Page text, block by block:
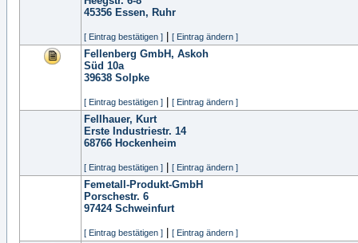
45356 Essen, Ruhr
[ Eintrag bestätigen ] [ Eintrag ändern ]
Fellenberg GmbH, Askoh
Süd 10a
39638 Solpke
[ Eintrag bestätigen ] [ Eintrag ändern ]
Fellhauer, Kurt
Erste Industriestr. 14
68766 Hockenheim
[ Eintrag bestätigen ] [ Eintrag ändern ]
Femetall-Produkt-GmbH
Porschestr. 6
97424 Schweinfurt
[ Eintrag bestätigen ] [ Eintrag ändern ]